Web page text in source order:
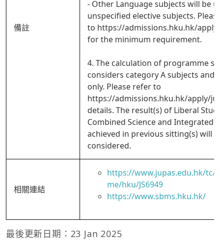
備註
- Other Language subjects will be
unspecified elective subjects.
to https://admissions.hku.hk/
for the minimum requirement.
4. The calculation of programme
considers category A subjects and
only. Please refer to
https://admissions.hku.hk/apply/
details. The result(s) of Liberal
Combined Science and Integrated
achieved in previous sitting(s) will
considered.
相關連結
https://www.jupas.edu.hk/tc/
me/hku/JS6949
https://www.sbms.hku.hk/
最後更新日期：23 Jan 2025